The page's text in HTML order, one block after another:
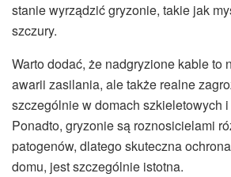
stanie wyrządzić gryzonie, takie jak
szczury.
Warto dodać, że nadgryzione kable to
awarii zasilania, ale także realne
szczególnie w domach szkieletowych
Ponadto, gryzonie są roznosicielami
patogenów, dlatego skuteczna
domu, jest szczególnie istotna.